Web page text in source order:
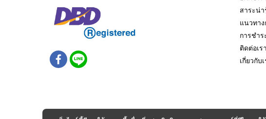
สาระน่า
แนวทา
การชำร
ติดต่อเรา
เกี่ยวกับ